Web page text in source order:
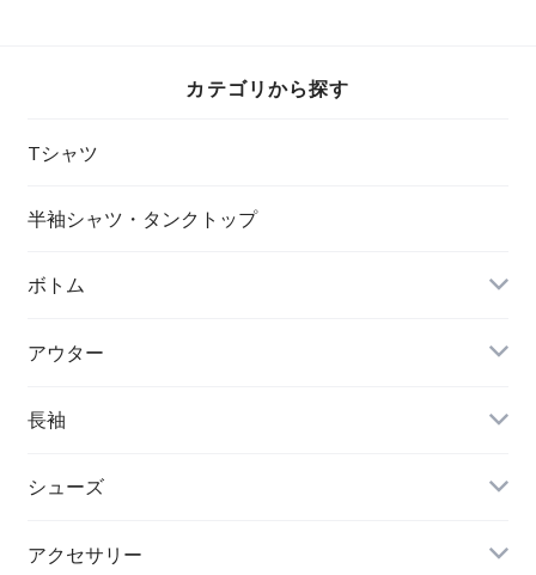
カテゴリから探す
Tシャツ
半袖シャツ・タンクトップ
ボトム
アウター
長袖
シューズ
アクセサリー